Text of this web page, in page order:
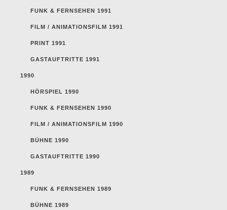
FUNK & FERNSEHEN 1991
FILM / ANIMATIONSFILM 1991
PRINT 1991
GASTAUFTRITTE 1991
1990
HÖRSPIEL 1990
FUNK & FERNSEHEN 1990
FILM / ANIMATIONSFILM 1990
BÜHNE 1990
GASTAUFTRITTE 1990
1989
FUNK & FERNSEHEN 1989
BÜHNE 1989